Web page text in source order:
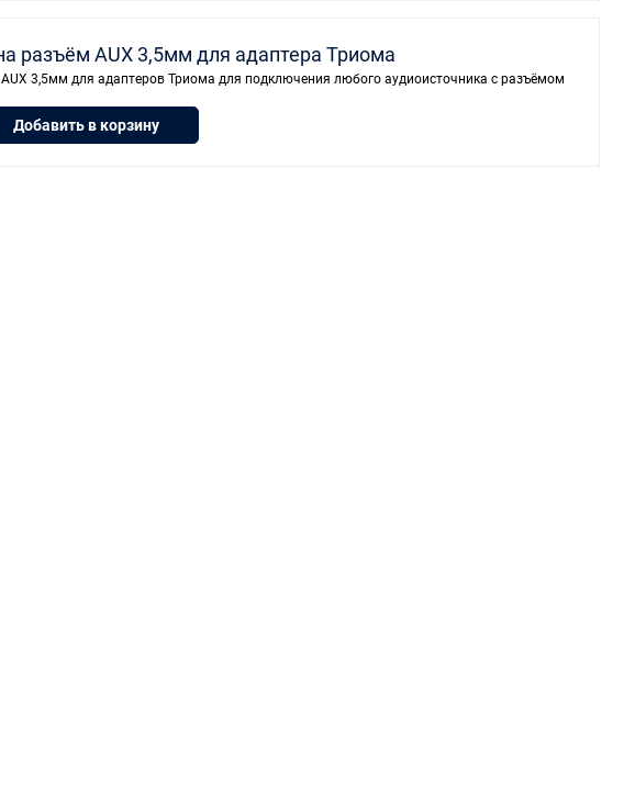
разъём AUX 3,5мм для адаптера Триома
3,5мм для адаптеров Триома для подключения любого аудиоисточника с разъёмом
Добавить в корзину